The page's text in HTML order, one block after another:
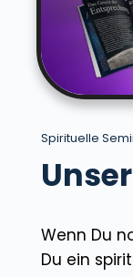
Spirituelle
Wenn Du
Du ein